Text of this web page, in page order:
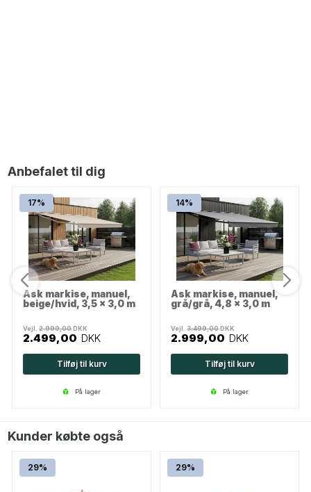
Anbefalet til dig
17%
Ask markise, manuel,
beige/hvid, 3,5 x 3,0 m
Vejl.2.999,00DKK
2.499,00 DKK
Tilføj til kurv
på lager
14%
Ask markise, manuel,
grå/grå, 4,8 x 3,0 m
Vejl.3.499,00DKK
2.999,00 DKK
Tilføj til kurv
på lager
Kunder købte også
29% 29%